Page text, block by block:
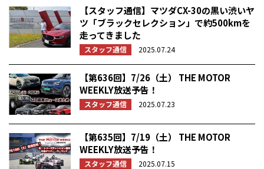
【スタッフ通信】マツダCX-30の黒い渋いヤ
ツ「ブラックセレクション」で約500kmを
走ってきました
スタッフ通信 2025.07.24
【第636回】7/26（土） THE MOTOR
WEEKLY放送予告！
スタッフ通信 2025.07.23
【第635回】7/19（土） THE MOTOR
WEEKLY放送予告！
スタッフ通信 2025.07.15